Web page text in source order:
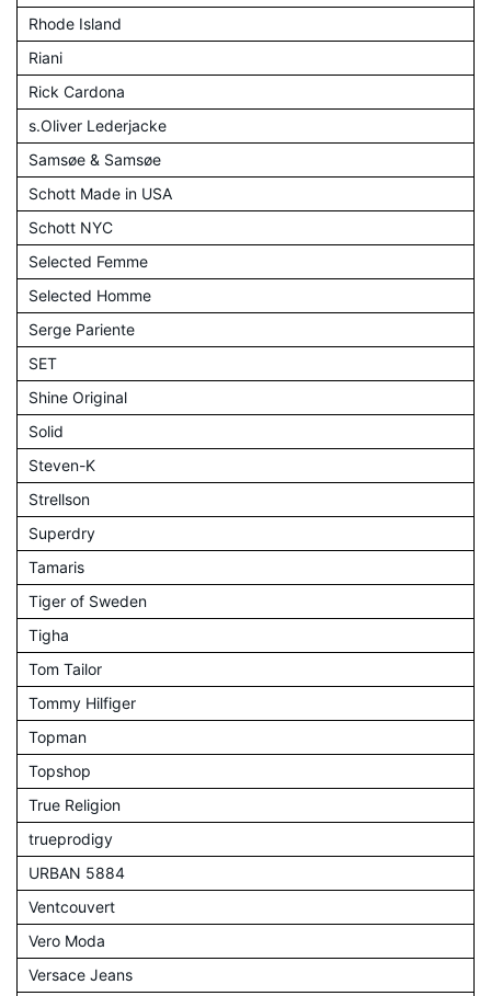
Rhode Island
Riani
Rick Cardona
s.Oliver Lederjacke
Samsøe & Samsøe
Schott Made in USA
Schott NYC
Selected Femme
Selected Homme
Serge Pariente
SET
Shine Original
Solid
Steven-K
Strellson
Superdry
Tamaris
Tiger of Sweden
Tigha
Tom Tailor
Tommy Hilfiger
Topman
Topshop
True Religion
trueprodigy
URBAN 5884
Ventcouvert
Vero Moda
Versace Jeans